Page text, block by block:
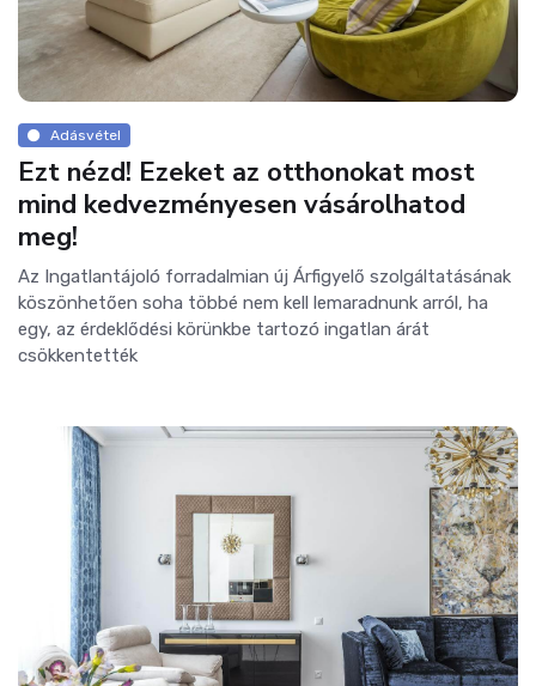
Adásvétel
Ezt nézd! Ezeket az otthonokat most
mind kedvezményesen vásárolhatod
meg!
Az Ingatlantájoló forradalmian új Árfigyelő szolgáltatásának
köszönhetően soha többé nem kell lemaradnunk arról, ha
egy, az érdeklődési körünkbe tartozó ingatlan árát
csökkentették